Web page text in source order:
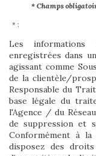
* Champs
* :
Les
enregistrées dans
agissant comme
de la clientèle/
Responsable du
base légale du
l'Agence / du
de suppression et
Conformément à
disposez des droits